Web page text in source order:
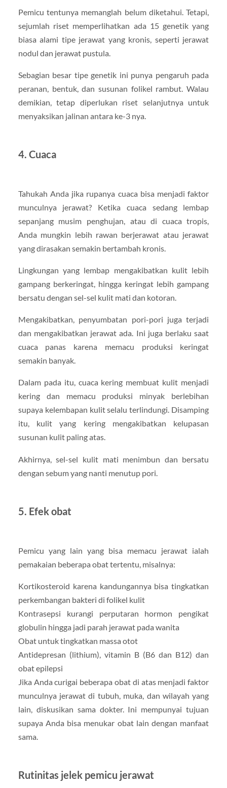
Pemicu tentunya memanglah belum diketahui. Tetapi,
sejumlah riset memperlihatkan ada 15 genetik yang
biasa alami tipe jerawat yang kronis, seperti jerawat
nodul dan jerawat pustula.
Sebagian besar tipe genetik ini punya pengaruh pada
peranan, bentuk, dan susunan folikel rambut. Walau
demikian, tetap diperlukan riset selanjutnya untuk
menyaksikan jalinan antara ke-3 nya.
4. Cuaca
Tahukah Anda jika rupanya cuaca bisa menjadi faktor
munculnya jerawat? Ketika cuaca sedang lembap
sepanjang musim penghujan, atau di cuaca tropis,
Anda mungkin lebih rawan berjerawat atau jerawat
yang dirasakan semakin bertambah kronis.
Lingkungan yang lembap mengakibatkan kulit lebih
gampang berkeringat, hingga keringat lebih gampang
bersatu dengan sel-sel kulit mati dan kotoran.
Mengakibatkan, penyumbatan pori-pori juga terjadi
dan mengakibatkan jerawat ada. Ini juga berlaku saat
cuaca panas karena memacu produksi keringat
semakin banyak.
Dalam pada itu, cuaca kering membuat kulit menjadi
kering dan memacu produksi minyak berlebihan
supaya kelembapan kulit selalu terlindungi. Disamping
itu, kulit yang kering mengakibatkan kelupasan
susunan kulit paling atas.
Akhirnya, sel-sel kulit mati menimbun dan bersatu
dengan sebum yang nanti menutup pori.
5. Efek obat
Pemicu yang lain yang bisa memacu jerawat ialah
pemakaian beberapa obat tertentu, misalnya:
Kortikosteroid karena kandungannya bisa tingkatkan
perkembangan bakteri di folikel kulit
Kontrasepsi kurangi perputaran hormon pengikat
globulin hingga jadi parah jerawat pada wanita
Obat untuk tingkatkan massa otot
Antidepresan (lithium), vitamin B (B6 dan B12) dan
obat epilepsi
Jika Anda curigai beberapa obat di atas menjadi faktor
munculnya jerawat di tubuh, muka, dan wilayah yang
lain, diskusikan sama dokter. Ini mempunyai tujuan
supaya Anda bisa menukar obat lain dengan manfaat
sama.
Rutinitas jelek pemicu jerawat